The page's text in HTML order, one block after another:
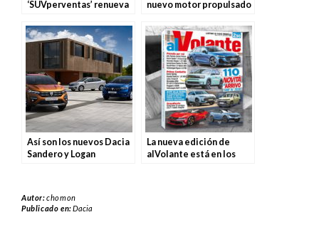
‘SUVperventas’ renueva
nuevo motor propulsado
Así son los nuevos Dacia
Sandero y Logan
La nueva edición de
alVolante está en los
Autor:chomon
Publicado en:Dacia